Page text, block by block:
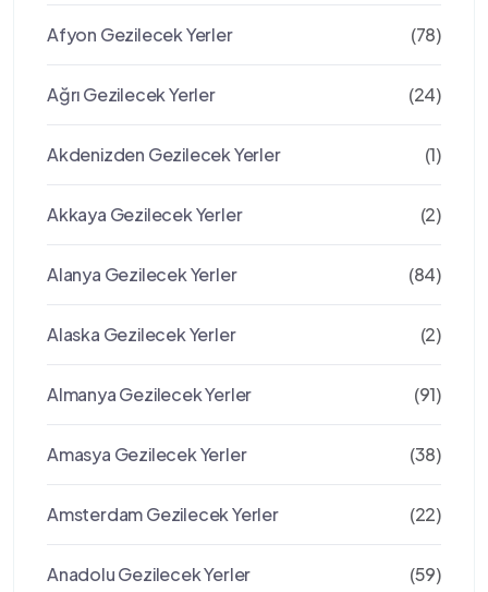
Afyon Gezilecek Yerler (78)
Ağrı Gezilecek Yerler (24)
Akdenizden Gezilecek Yerler (1)
Akkaya Gezilecek Yerler (2)
Alanya Gezilecek Yerler (84)
Alaska Gezilecek Yerler (2)
Almanya Gezilecek Yerler (91)
Amasya Gezilecek Yerler (38)
Amsterdam Gezilecek Yerler (22)
Anadolu Gezilecek Yerler (59)